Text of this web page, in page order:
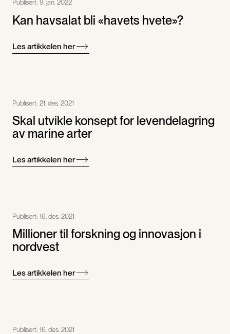
Publisert: 9. jan. 2022
Kan havsalat bli «havets hvete»?
Les artikkelen her
Publisert: 21. des. 2021
Skal utvikle konsept for levendelagring
av marine arter
Les artikkelen her
Publisert: 16. des. 2021
Millioner til forskning og innovasjon i
nordvest
Les artikkelen her
Publisert: 16. des. 2021